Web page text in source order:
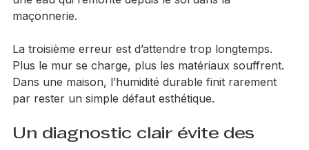
ventilation. Bien ventiler est utile, bien sûr. Mais une
VMC ou l’ouverture des fenêtres ne stopperont pas
une eau qui remonte depuis le sol dans la
maçonnerie.
La troisième erreur est d’attendre trop longtemps.
Plus le mur se charge, plus les matériaux souffrent.
Dans une maison, l’humidité durable finit rarement
par rester un simple défaut esthétique.